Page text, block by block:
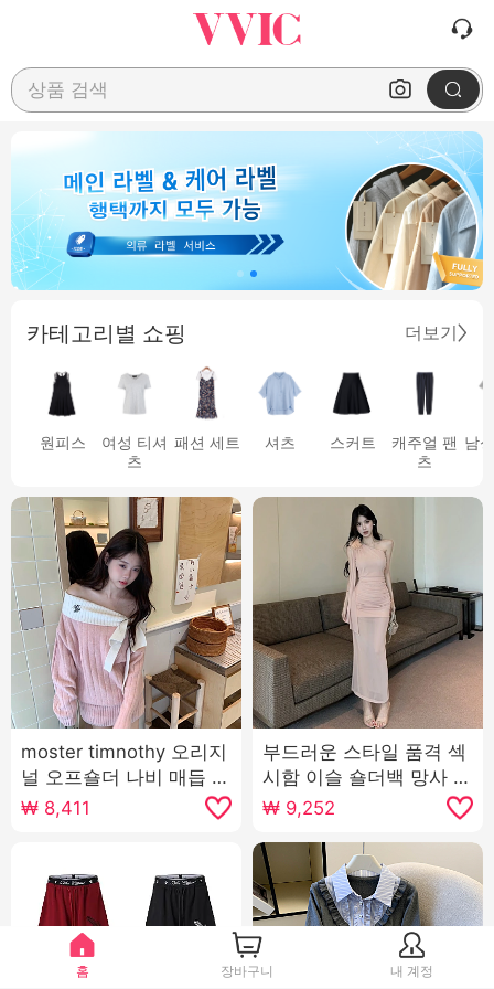
상품 검색
카테고리별 쇼핑 더보기
원피스
여성 티셔
츠
패션 세트 셔츠 스커트
캐주얼 팬
츠
남
moster timnothy 오리지
널 오프숄더 나비 매듭 두
꺼운 스타일 드레스 분위
기 센스 니트 긴 소매 스
₩ 8,411
부드러운 스타일 품격 섹
시함 이슬 숄더백 망사 롱
스커트 미용사 자동차 모
델 작업복 술 아름다운 슬
림해 보이는 드레스
₩ 9,252
홈 장바구니 내 계정